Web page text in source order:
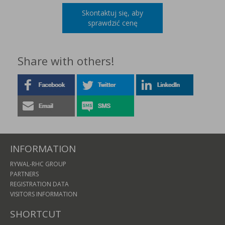
Skontaktuj się, aby
sprawdzić cenę
Share with others!
INFORMATION
RYWAL-RHC GROUP
PARTNERS
REGISTRATION DATA
VISITORS INFORMATION
SHORTCUT